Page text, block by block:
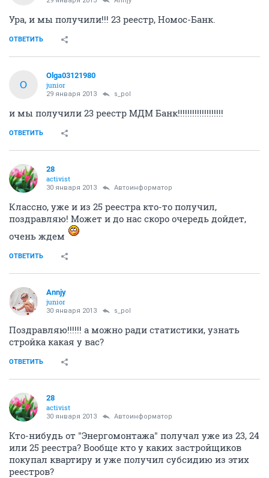
Ура, и мы получили!!! 23 реестр, Номос-Банк.
ОТВЕТИТЬ
O
Olga03121980
junior
29 января 2013 s_pol
и мы получили 23 реестр МДМ Банк!!!!!!!!!!!!!!!!!!!
ОТВЕТИТЬ
28
activist
30 января 2013 Автоинформатор
Классно, уже и из 25 реестра кто-то получил,
поздравляю! Может и до нас скоро очередь дойдет,
очень ждем
ОТВЕТИТЬ
Annjy
junior
30 января 2013 s_pol
Поздравляю!!!!!! а можно ради статистики, узнать
стройка какая у вас?
ОТВЕТИТЬ
28
activist
30 января 2013 Автоинформатор
Кто-нибудь от "Энергомонтажа" получал уже из 23, 24
или 25 реестра? Вообще кто у каких застройщиков
покупал квартиру и уже получил субсидию из этих
реестров?